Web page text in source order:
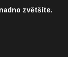
zvětšíte.